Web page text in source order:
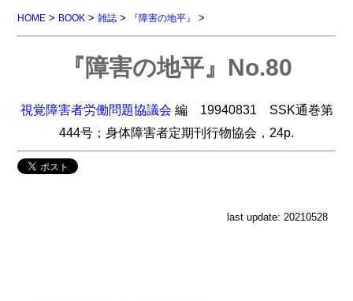
HOME > BOOK >雑誌 > 『障害の地平』 >
『障害の地平』No.80
視覚障害者労働問題協議会 編 19940831 SSK通巻第
444号；身体障害者定期刊行物協会，24p.
last update: 20210528